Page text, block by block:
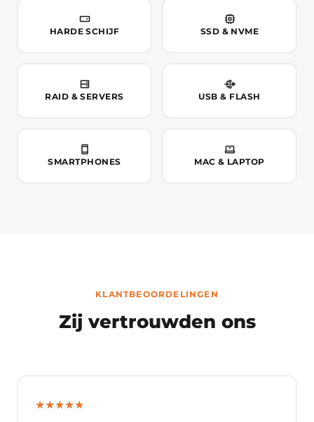
HARDE SCHIJF SSD & NVME
RAID & SERVERS USB & FLASH
SMARTPHONES MAC & LAPTOP
KLANTBEOORDELINGEN
Zij vertrouwden ons
★★★★★